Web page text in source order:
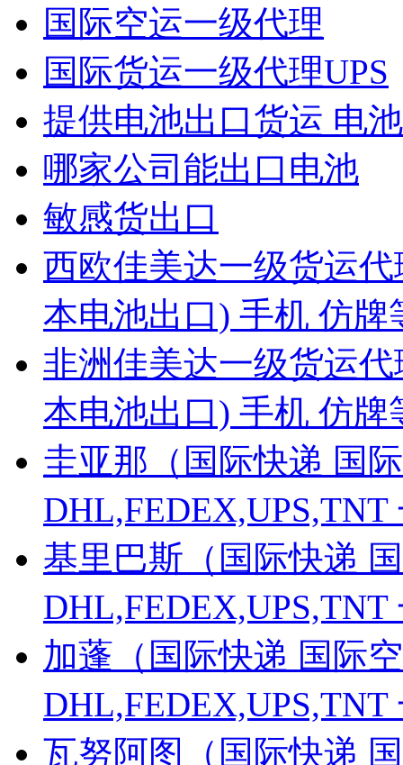
国际空运一级代理
国际货运一级代理UPS
提供电池出口货运 电
哪家公司能出口电池
敏感货出口
西欧佳美达一级货运
本电池出口) 手机 仿
非洲佳美达一级货运
本电池出口) 手机 仿
圭亚那（国际快递 国
基里巴斯（国际快递
加蓬（国际快递 国际
瓦努阿图（国际快递